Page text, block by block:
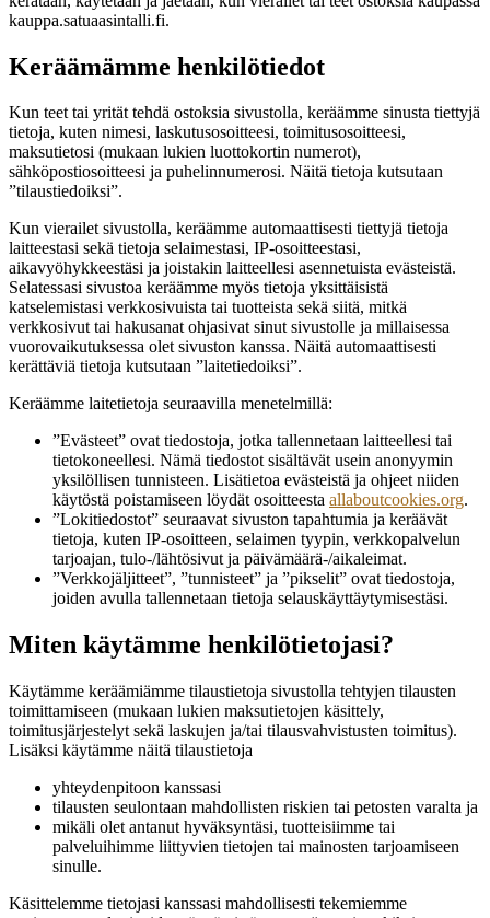
kauppa.satuaasintalli.fi.
Keräämämme henkilötiedot
Kun teet tai yrität tehdä ostoksia sivustolla, keräämme sinusta tiettyjä
tietoja, kuten nimesi, laskutusosoitteesi, toimitusosoitteesi,
maksutietosi (mukaan lukien luottokortin numerot),
sähköpostiosoitteesi ja puhelinnumerosi. Näitä tietoja kutsutaan
”tilaustiedoiksi”.
Kun vierailet sivustolla, keräämme automaattisesti tiettyjä tietoja
laitteestasi sekä tietoja selaimestasi, IP-osoitteestasi,
aikavyöhykkeestäsi ja joistakin laitteellesi asennetuista evästeistä.
Selatessasi sivustoa keräämme myös tietoja yksittäisistä
katselemistasi verkkosivuista tai tuotteista sekä siitä, mitkä
verkkosivut tai hakusanat ohjasivat sinut sivustolle ja millaisessa
vuorovaikutuksessa olet sivuston kanssa. Näitä automaattisesti
kerättäviä tietoja kutsutaan ”laitetiedoiksi”.
Keräämme laitetietoja seuraavilla menetelmillä:
”Evästeet” ovat tiedostoja, jotka tallennetaan laitteellesi tai
tietokoneellesi. Nämä tiedostot sisältävät usein anonyymin
yksilöllisen tunnisteen. Lisätietoa evästeistä ja ohjeet niiden
käytöstä poistamiseen löydät osoitteesta allaboutcookies.org.
”Lokitiedostot” seuraavat sivuston tapahtumia ja keräävät
tietoja, kuten IP-osoitteen, selaimen tyypin, verkkopalvelun
tarjoajan, tulo-/lähtösivut ja päivämäärä-/aikaleimat.
”Verkkojäljitteet”, ”tunnisteet” ja ”pikselit” ovat tiedostoja,
joiden avulla tallennetaan tietoja selauskäyttäytymisestäsi.
Miten käytämme henkilötietojasi?
Käytämme keräämiämme tilaustietoja sivustolla tehtyjen tilausten
toimittamiseen (mukaan lukien maksutietojen käsittely,
toimitusjärjestelyt sekä laskujen ja/tai tilausvahvistusten toimitus).
Lisäksi käytämme näitä tilaustietoja
yhteydenpitoon kanssasi
tilausten seulontaan mahdollisten riskien tai petosten varalta ja
mikäli olet antanut hyväksyntäsi, tuotteisiimme tai
palveluihimme liittyvien tietojen tai mainosten tarjoamiseen
sinulle.
Käsittelemme tietojasi kanssasi mahdollisesti tekemiemme